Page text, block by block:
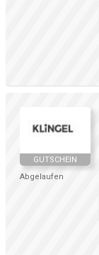
GUTSCHEIN
Abgelaufen